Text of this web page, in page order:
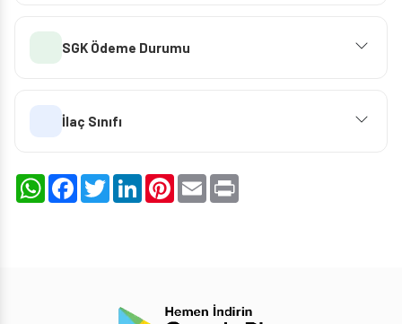
SGK Ödeme Durumu
İlaç Sınıfı
WhatsAppFacebookTwitterLinkedInPinterest
Email